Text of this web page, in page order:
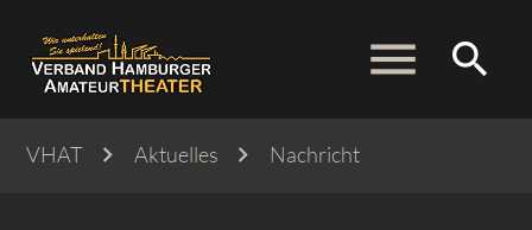
menu search
VHAT Aktuelles Nachricht